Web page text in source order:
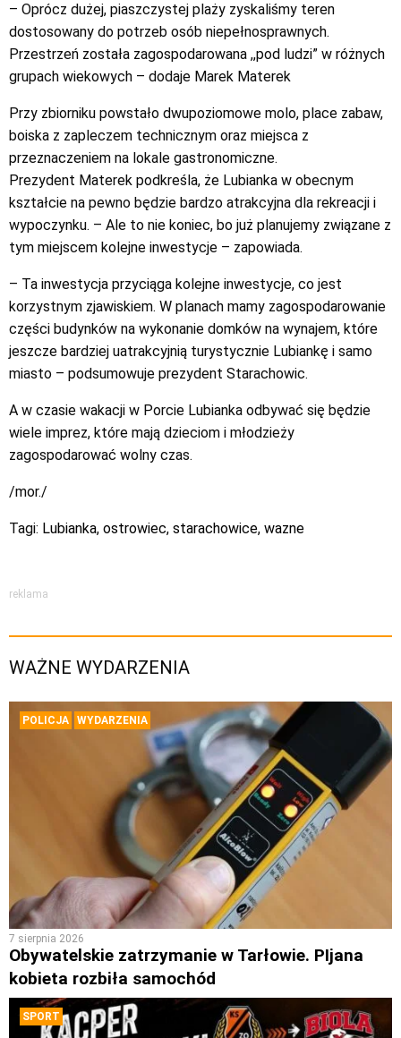
– Oprócz dużej, piaszczystej plaży zyskaliśmy teren
dostosowany do potrzeb osób niepełnosprawnych.
Przestrzeń została zagospodarowana ,,pod ludzi” w różnych
grupach wiekowych – dodaje Marek Materek
Przy zbiorniku powstało dwupoziomowe molo, place zabaw,
boiska z zapleczem technicznym oraz miejsca z
przeznaczeniem na lokale gastronomiczne.
Prezydent Materek podkreśla, że Lubianka w obecnym
kształcie na pewno będzie bardzo atrakcyjna dla rekreacji i
wypoczynku. – Ale to nie koniec, bo już planujemy związane z
tym miejscem kolejne inwestycje – zapowiada.
– Ta inwestycja przyciąga kolejne inwestycje, co jest
korzystnym zjawiskiem. W planach mamy zagospodarowanie
części budynków na wykonanie domków na wynajem, które
jeszcze bardziej uatrakcyjnią turystycznie Lubiankę i samo
miasto – podsumowuje prezydent Starachowic.
A w czasie wakacji w Porcie Lubianka odbywać się będzie
wiele imprez, które mają dzieciom i młodzieży
zagospodarować wolny czas.
/mor./
Tagi: Lubianka, ostrowiec, starachowice, wazne
reklama
WAŻNE WYDARZENIA
POLICJA WYDARZENIA
7 sierpnia 2026
Obywatelskie zatrzymanie w Tarłowie. PIjana
kobieta rozbiła samochód
SPORT